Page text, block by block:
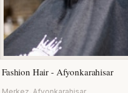
Fashion Hair - Afyonkarahisar